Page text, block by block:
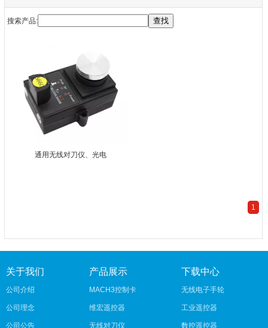
搜索产品:
通用无线对刀仪、光电
1
关于我们
公司介绍
公司理念
公司公告
产品展示
MACH3控制卡
维宏遥控器
无线对刀仪
下载中心
无线电子手轮
工业遥控器
数控遥控器